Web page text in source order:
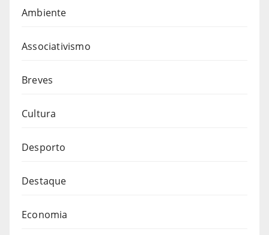
Ambiente
Associativismo
Breves
Cultura
Desporto
Destaque
Economia